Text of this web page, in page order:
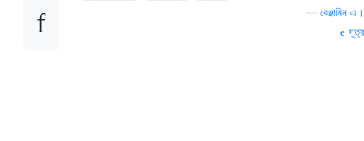
বেঞ্জামিন এ।
সূত্র